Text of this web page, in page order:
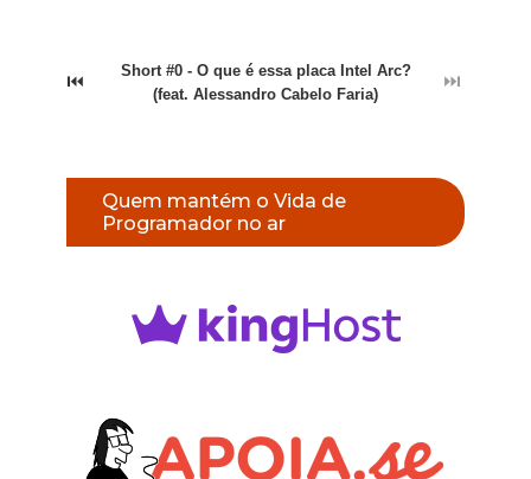
⏮
Short #0 - O que é essa placa Intel Arc?
(feat. Alessandro Cabelo Faria)
⏭
Quem mantém o Vida de
Programador no ar